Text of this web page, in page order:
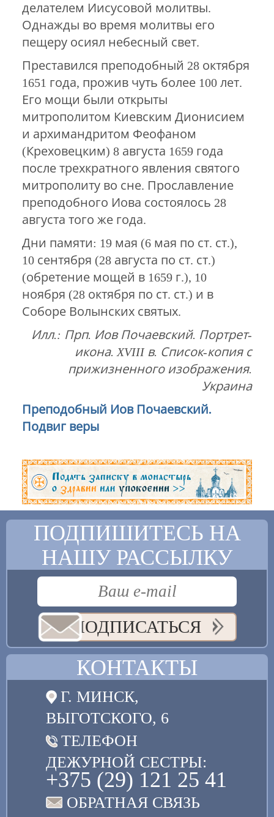
делателем Иисусовой молитвы.
Однажды во время молитвы его
пещеру осиял небесный свет.
Преставился преподобный 28 октября
1651 года, прожив чуть более 100 лет.
Его мощи были открыты
митрополитом Киевским Дионисием
и архимандритом Феофаном
(Креховецким) 8 августа 1659 года
после трехкратного явления святого
митрополиту во сне. Прославление
преподобного Иова состоялось 28
августа того же года.
Дни памяти: 19 мая (6 мая по ст. ст.),
10 сентября (28 августа по ст. ст.)
(обретение мощей в 1659 г.), 10
ноября (28 октября по ст. ст.) и в
Соборе Волынских святых.
Илл.: Прп. Иов Почаевский. Портрет-
икона. XVIII в. Список-копия с
прижизненного изображения.
Украина
Преподобный Иов Почаевский.
Подвиг веры
ПОДПИШИТЕСЬ НА
НАШУ РАССЫЛКУ
ПОДПИСАТЬСЯ
КОНТАКТЫ
Г. МИНСК,
ВЫГОТСКОГО, 6
ТЕЛЕФОН
ДЕЖУРНОЙ СЕСТРЫ:
+375 (29) 121 25 41
ОБРАТНАЯ СВЯЗЬ